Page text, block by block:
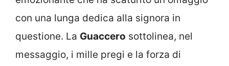
con una lunga dedica alla signora in
questione. La Guaccero sottolinea, nel
messaggio, i mille pregi e la forza di